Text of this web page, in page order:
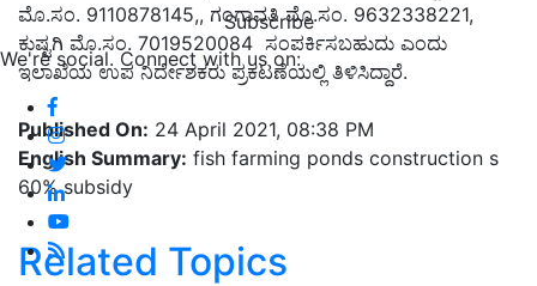
Subscribe
We're social. Connect with us on:
ಮೊ.ಸಂ. 9110878145,, ಗಂಗಾವತಿ ಮೊ.ಸಂ. 9632338221,
ಕುಷ್ಟಗಿ ಮೊ.ಸಂ. 7019520084 ಸಂಪರ್ಕಿಸಬಹುದು ಎಂದು
ಇಲಾಖೆಯ ಉಪ ನಿರ್ದೇಶಕರು ಪ್ರಕಟಣೆಯಲ್ಲಿ ತಿಳಿಸಿದ್ದಾರೆ.
Published On: 24 April 2021, 08:38 PM
English Summary: fish farming ponds construction s
60% subsidy
Related Topics